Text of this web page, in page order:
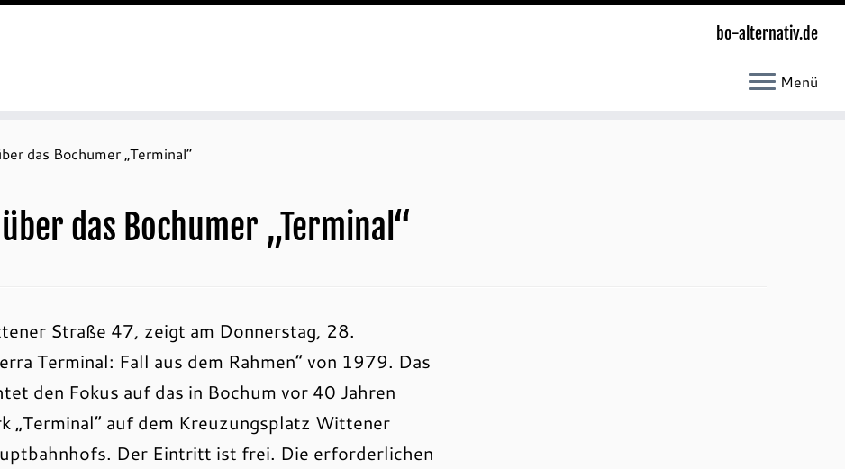
bo-alternativ.de
Menü
das Bochumer „Terminal“
das Bochumer „Terminal“
Straße 47, zeigt am Donnerstag, 28.
Terminal: Fall aus dem Rahmen“ von 1979. Das
den Fokus auf das in Bochum vor 40 Jahren
auf dem Kreuzungsplatz Wittener
Der Eintritt ist frei. Die erforderlichen